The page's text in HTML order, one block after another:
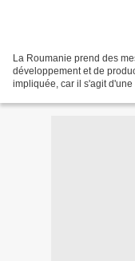
La Roumanie prend des
développement et de
impliquée, car il s'agit